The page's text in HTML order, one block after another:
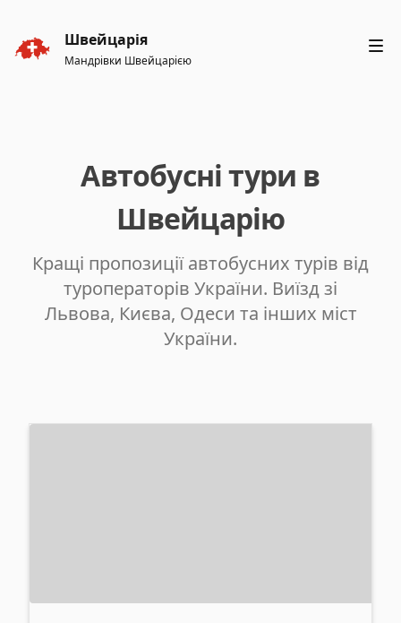
Швейцарія
Мандрівки Швейцарією
Автобусні тури в
Швейцарію
Кращі пропозиції автобусних турів від
туроператорів України. Виїзд зі
Львова, Києва, Одеси та інших міст
України.